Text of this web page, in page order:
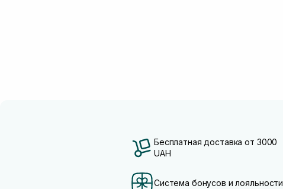
Бесплатная доставка от 3000
UAH
Система бонусов и лояльности